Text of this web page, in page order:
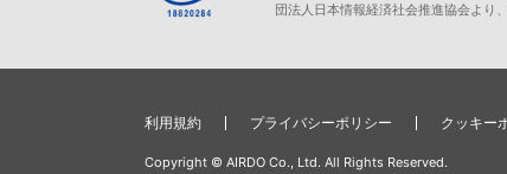
団法人日本情報経済社会推進協会より
利用規約 プライバシーポリシー クッキー
Copyright © AIRDO Co., Ltd. All Rights Reserved.